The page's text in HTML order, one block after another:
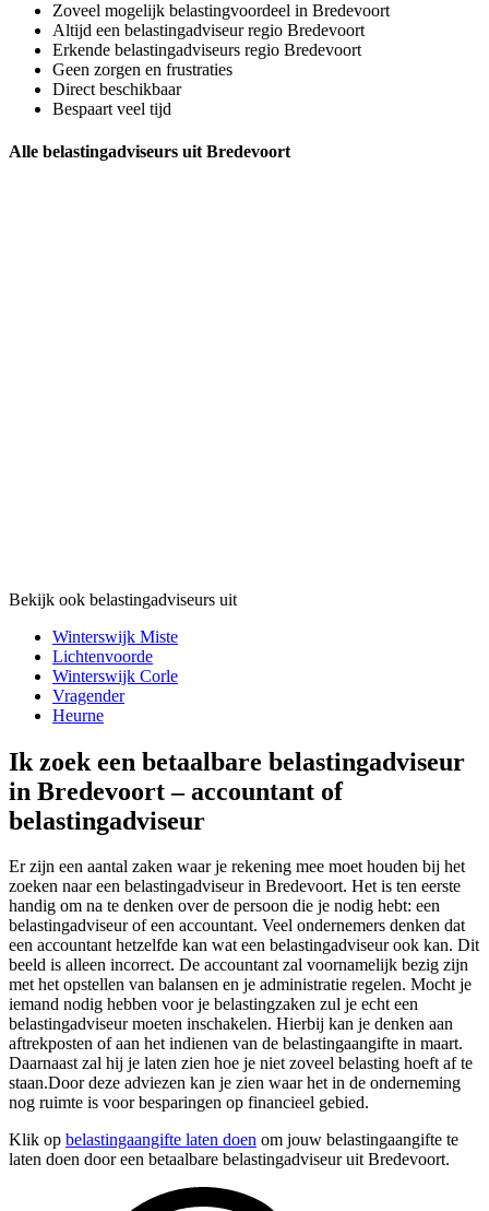
Zoveel mogelijk belastingvoordeel in Bredevoort
Altijd een belastingadviseur regio Bredevoort
Erkende belastingadviseurs regio Bredevoort
Geen zorgen en frustraties
Direct beschikbaar
Bespaart veel tijd
Alle belastingadviseurs uit Bredevoort
Bekijk ook belastingadviseurs uit
Winterswijk Miste
Lichtenvoorde
Winterswijk Corle
Vragender
Heurne
Ik zoek een betaalbare belastingadviseur
in Bredevoort – accountant of
belastingadviseur
Er zijn een aantal zaken waar je rekening mee moet houden bij het
zoeken naar een belastingadviseur in Bredevoort. Het is ten eerste
handig om na te denken over de persoon die je nodig hebt: een
belastingadviseur of een accountant. Veel ondernemers denken dat
een accountant hetzelfde kan wat een belastingadviseur ook kan. Dit
beeld is alleen incorrect. De accountant zal voornamelijk bezig zijn
met het opstellen van balansen en je administratie regelen. Mocht je
iemand nodig hebben voor je belastingzaken zul je echt een
belastingadviseur moeten inschakelen. Hierbij kan je denken aan
aftrekposten of aan het indienen van de belastingaangifte in maart.
Daarnaast zal hij je laten zien hoe je niet zoveel belasting hoeft af te
staan.Door deze adviezen kan je zien waar het in de onderneming
nog ruimte is voor besparingen op financieel gebied.
Klik op belastingaangifte laten doen om jouw belastingaangifte te
laten doen door een betaalbare belastingadviseur uit Bredevoort.